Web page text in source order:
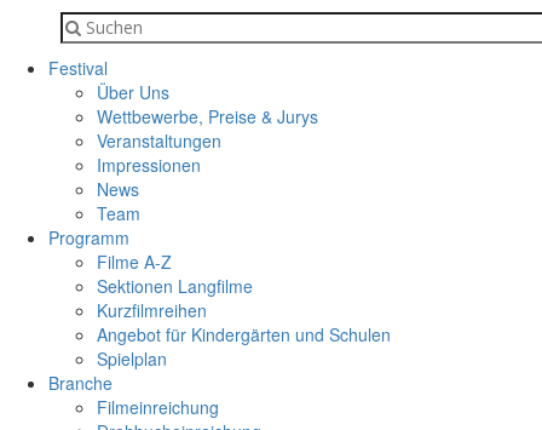
Festival
Über Uns
Wettbewerbe, Preise & Jurys
Veranstaltungen
Impressionen
News
Team
Programm
Filme A-Z
Sektionen Langfilme
Kurzfilmreihen
Angebot für Kindergärten und Schulen
Spielplan
Branche
Filmeinreichung